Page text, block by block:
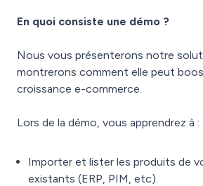
En quoi consiste une démo ?
Nous vous présenterons notre
montrerons comment elle peut
croissance e-commerce.
Lors de la démo, vous apprendrez à :
Importer et lister les produits de
existants (ERP, PIM, etc).